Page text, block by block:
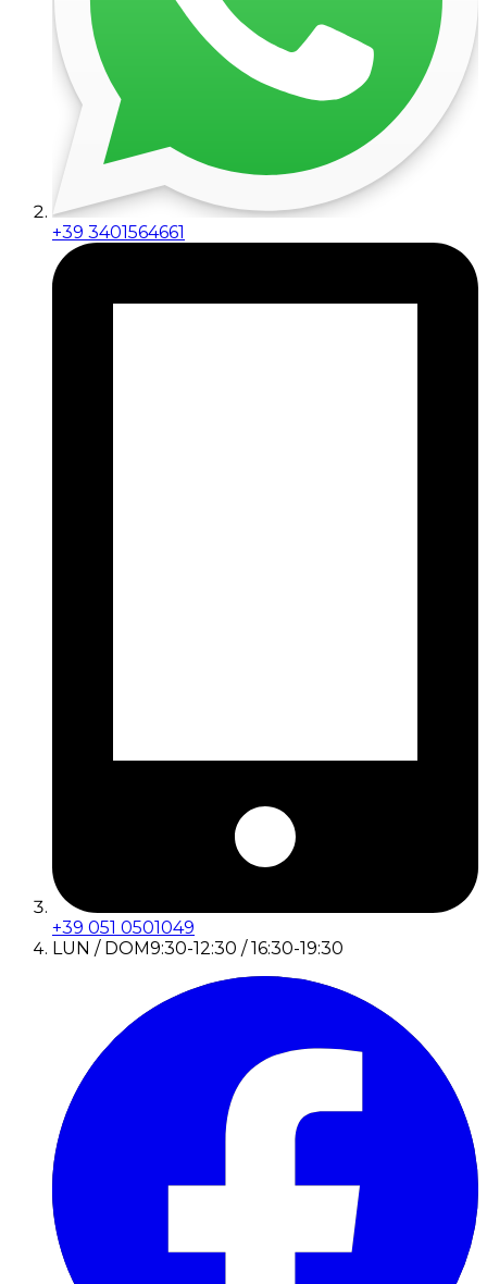
+39 3401564661
+39 051 0501049
LUN / DOM9:30-12:30 / 16:30-19:30